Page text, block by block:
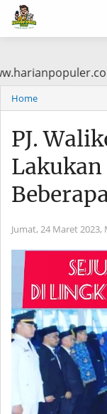
di
Home
PJ.
Lakukan
Jumat, 24 Maret 2023,